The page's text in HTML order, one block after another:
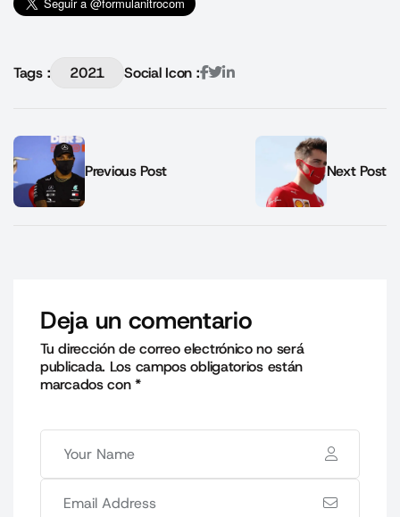
Tags : 2021 Social Icon :
Previous Post Next Post
Deja un comentario
Tu dirección de correo electrónico no será
publicada. Los campos obligatorios están
marcados con*